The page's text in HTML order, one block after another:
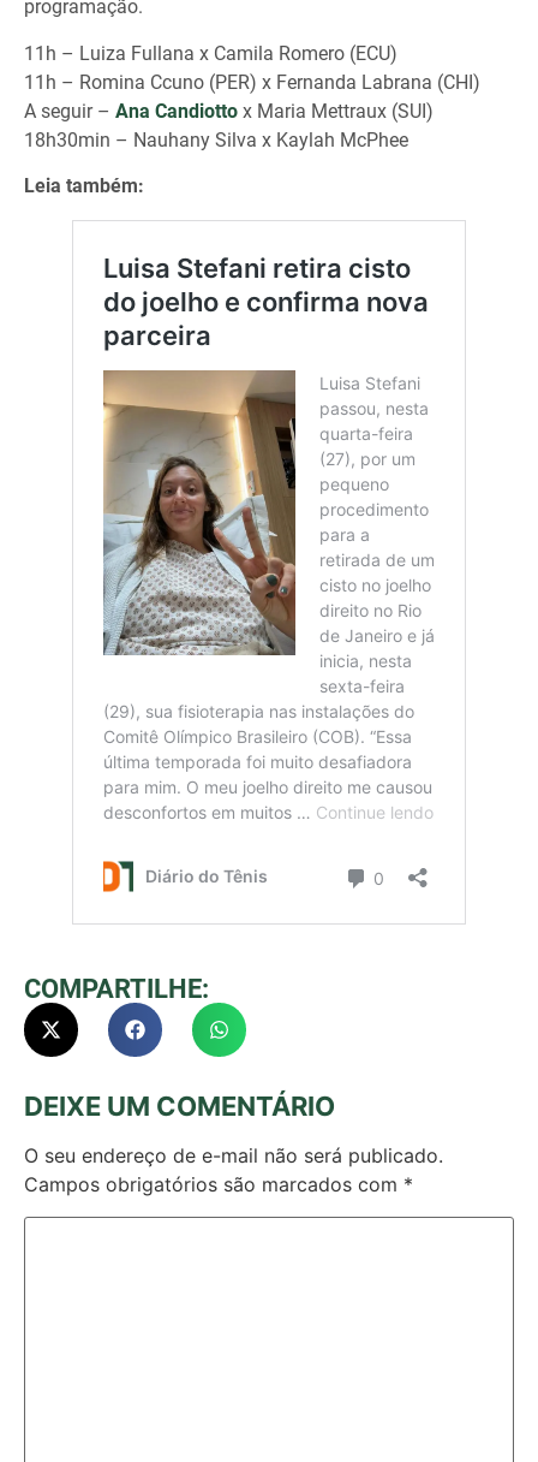
programação.
11h – Luiza Fullana x Camila Romero (ECU)
11h – Romina Ccuno (PER) x Fernanda Labrana (CHI)
A seguir – Ana Candiotto x Maria Mettraux (SUI)
18h30min – Nauhany Silva x Kaylah McPhee
Leia também:
COMPARTILHE:
DEIXE UM COMENTÁRIO
O seu endereço de e-mail não será publicado.
Campos obrigatórios são marcados com *